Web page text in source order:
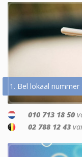
1. Bel lokaal nummer
010 713 18 50
02 788 12 43